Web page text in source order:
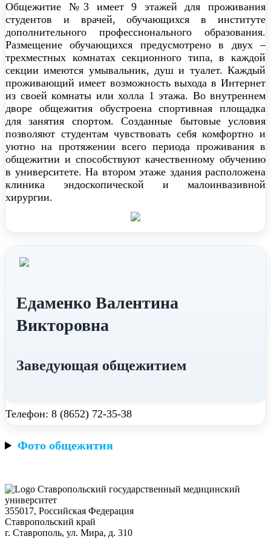
Общежитие №3 имеет 9 этажей для проживания
студентов и врачей, обучающихся в институте
дополнительного профессионального образования.
Размещение обучающихся предусмотрено в двух –
трехместных комнатах секционного типа, в каждой
секции имеются умывальник, душ и туалет. Каждый
проживающий имеет возможность выхода в Интернет
из своей комнаты или холла 1 этажа. Во внутреннем
дворе общежития обустроена спортивная площадка
для занятия спортом. Созданные бытовые условия
позволяют студентам чувствовать себя комфортно и
уютно на протяжении всего периода проживания в
общежитии и способствуют качественному обучению
в университете. На втором этаже здания расположена
клиника эндоскопической и малоинвазивной
хирургии.
Едаменко Валентина
Викторовна
Заведующая общежитием
Телефон: 8 (8652) 72-35-38
Фото общежития
Ставропольский государственный медицинский
университет
355017, Российская Федерация
Ставропольский край
г. Ставрополь, ул. Мира, д. 310